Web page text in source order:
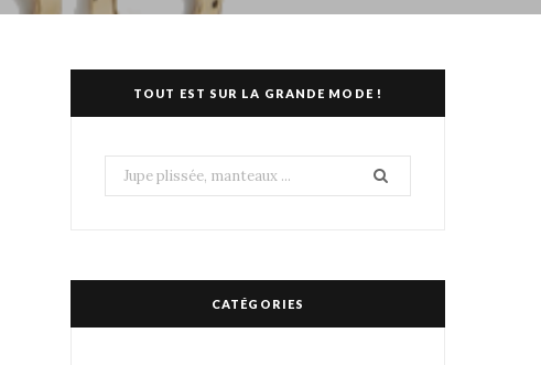
TOUT EST SUR LA GRANDE MODE !
Search
for:
CATÉGORIES